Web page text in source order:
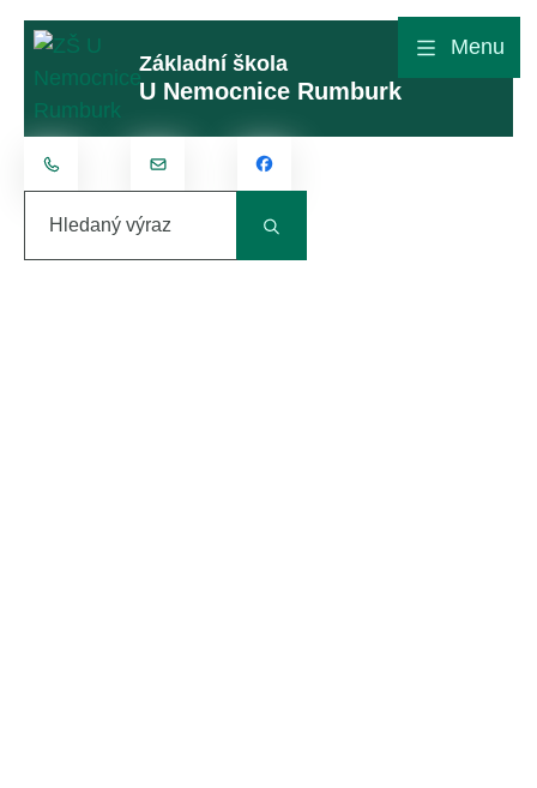
Rovnou na obsah
Rovnou na menu
Základní škola
U Nemocnice Rumburk
+420 412 315 801kontakt@zsunemocnice.cz
Hledaný výraz
Menu